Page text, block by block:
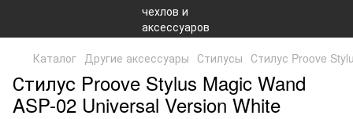
Каталог Другие аксессуары Стилусы Стилус Proove
Стилус Proove Stylus Magic Wand
ASP-02 Universal Version White